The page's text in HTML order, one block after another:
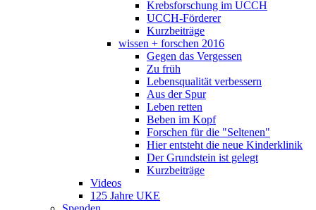
Krebsforschung im UCCH
UCCH-Förderer
Kurzbeiträge
wissen + forschen 2016
Gegen das Vergessen
Zu früh
Lebensqualität verbessern
Aus der Spur
Leben retten
Beben im Kopf
Forschen für die "Seltenen"
Hier entsteht die neue Kinderklinik
Der Grundstein ist gelegt
Kurzbeiträge
Videos
125 Jahre UKE